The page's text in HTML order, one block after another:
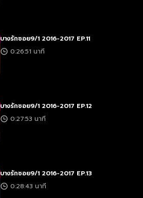
บางรักซอย9/1 2016-2017 EP.11
0:26:51 นาที
บางรักซอย9/1 2016-2017 EP.12
0:27:53 นาที
บางรักซอย9/1 2016-2017 EP.13
0:28:43 นาที